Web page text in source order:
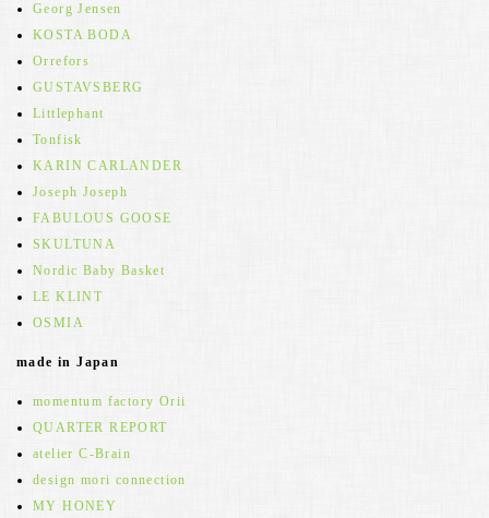
Georg Jensen
KOSTA BODA
Orrefors
GUSTAVSBERG
Littlephant
Tonfisk
KARIN CARLANDER
Joseph Joseph
FABULOUS GOOSE
SKULTUNA
Nordic Baby Basket
LE KLINT
OSMIA
made in Japan
momentum factory Orii
QUARTER REPORT
atelier C-Brain
design mori connection
MY HONEY